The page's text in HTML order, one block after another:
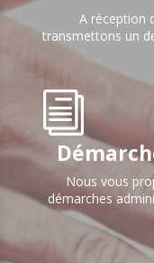
A réception
transmettons un
i
Nous vous
démarches